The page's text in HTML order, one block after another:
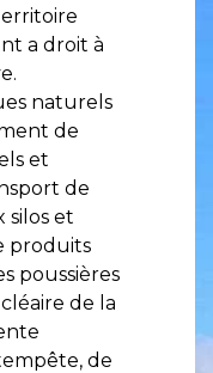
a droit à
naturels
de
et
de
silos et
produits
poussières
de la
de